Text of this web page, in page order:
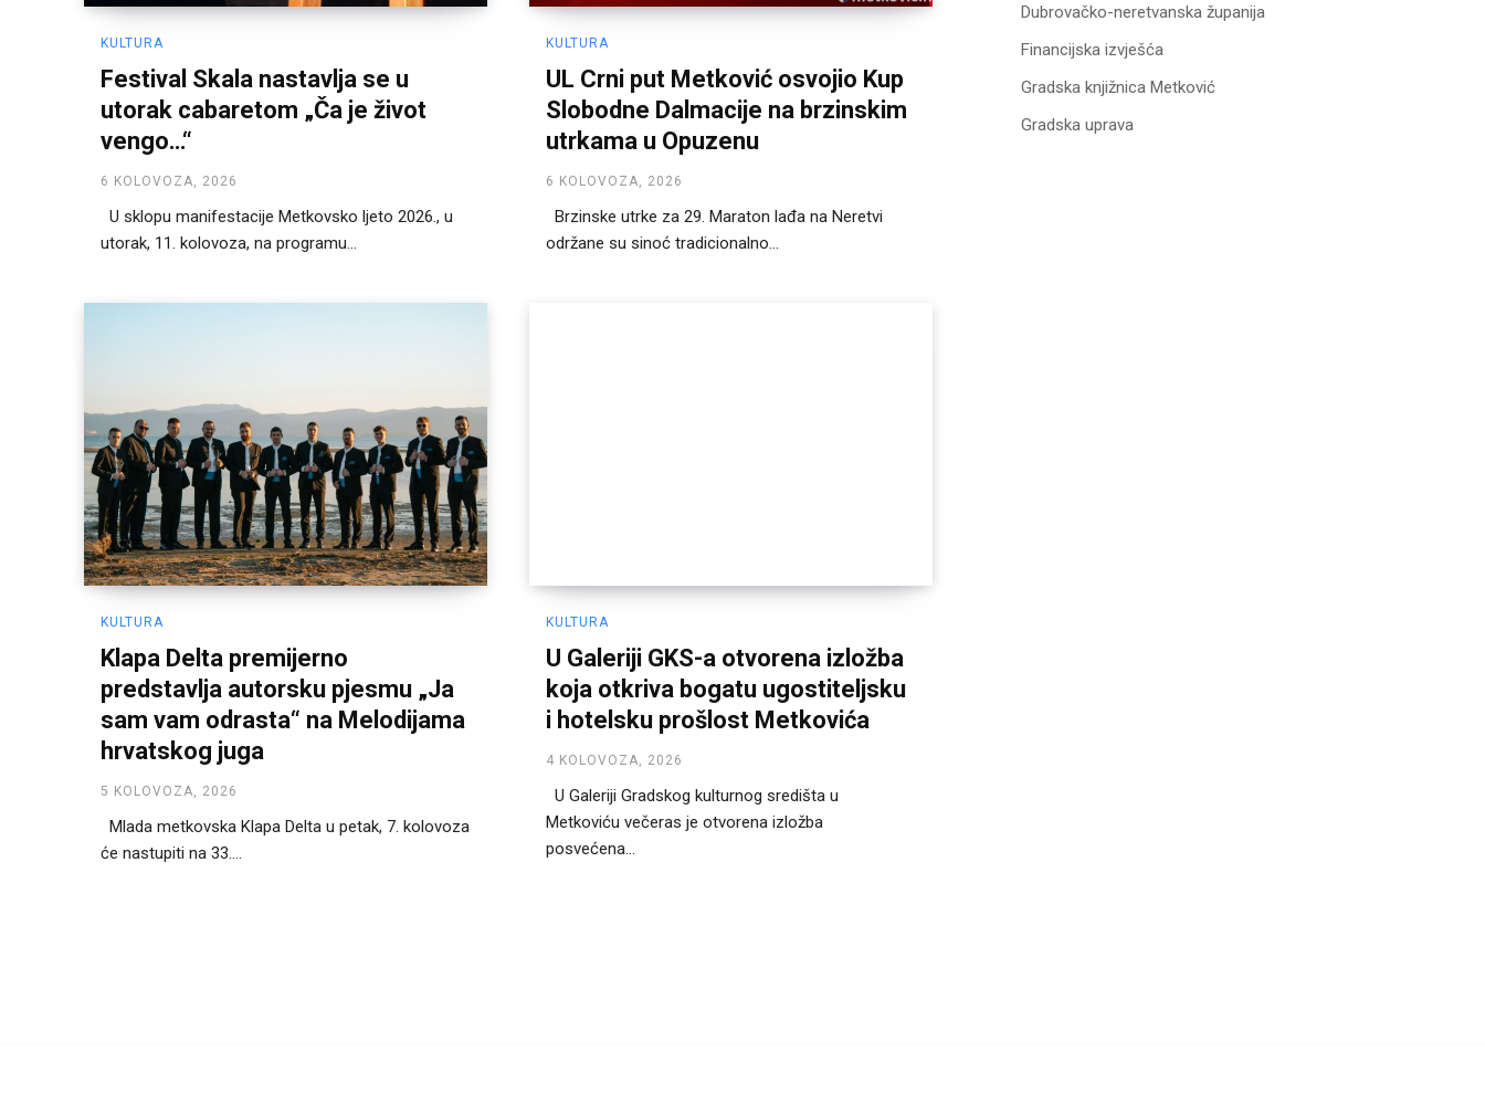
KULTURA
Festival Skala nastavlja se u
utorak cabaretom „Ča je život
vengo…“
6 KOLOVOZA, 2026
utorak, 11. kolovoza, na programu...
KULTURA
UL Crni put Metković osvojio Kup
Slobodne Dalmacije na brzinskim
utrkama u Opuzenu
6 KOLOVOZA, 2026
Brzinske utrke za 29. Maraton lađa na Neretvi
održane su sinoć tradicionalno...
KULTURA
Klapa Delta premijerno
predstavlja autorsku pjesmu „Ja
sam vam odrasta“ na Melodijama
hrvatskog juga
5 KOLOVOZA, 2026
Mlada metkovska Klapa Delta u petak, 7. kolovoza
će nastupiti na 33....
KULTURA
U Galeriji GKS-a otvorena izložba
koja otkriva bogatu ugostiteljsku
i hotelsku prošlost Metkovića
4 KOLOVOZA, 2026
U Galeriji Gradskog kulturnog središta u
Metkoviću večeras je otvorena izložba
posvećena...
Dubrovačko-neretvanska županija
Financijska izvješća
Gradska knjižnica Metković
Gradska uprava